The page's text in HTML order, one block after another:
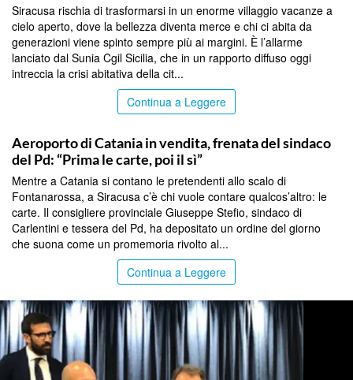
Siracusa rischia di trasformarsi in un enorme villaggio vacanze a
cielo aperto, dove la bellezza diventa merce e chi ci abita da
generazioni viene spinto sempre più ai margini. È l’allarme
lanciato dal Sunia Cgil Sicilia, che in un rapporto diffuso oggi
intreccia la crisi abitativa della cit...
Continua a Leggere
Aeroporto di Catania in vendita, frenata del sindaco
del Pd: “Prima le carte, poi il sì”
Mentre a Catania si contano le pretendenti allo scalo di
Fontanarossa, a Siracusa c’è chi vuole contare qualcos’altro: le
carte. Il consigliere provinciale Giuseppe Stefio, sindaco di
Carlentini e tessera del Pd, ha depositato un ordine del giorno
che suona come un promemoria rivolto al...
Continua a Leggere